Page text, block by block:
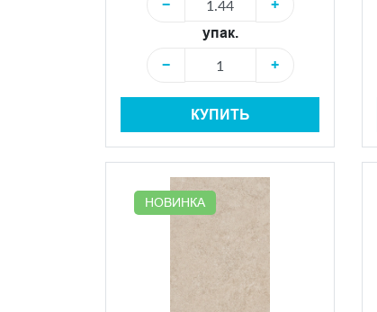
−
+
упак.
−
+
КУПИТЬ
НОВИНКА